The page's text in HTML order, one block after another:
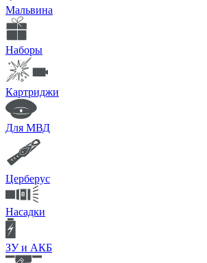
Мальвина
Наборы
Картриджи
Для МВД
Церберус
Насадки
ЗУ и АКБ